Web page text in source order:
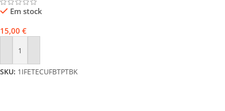
Em stock
15,00 €
Adicionar
SKU: 1IFETECUFBTPTBK